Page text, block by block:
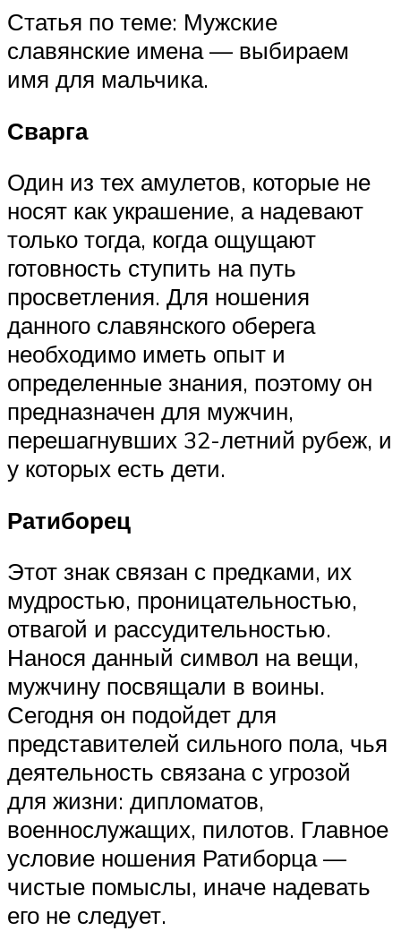
Статья по теме: Мужские
славянские имена — выбираем
имя для мальчика.
Сварга
Один из тех амулетов, которые не
носят как украшение, а надевают
только тогда, когда ощущают
готовность ступить на путь
просветления. Для ношения
данного славянского оберега
необходимо иметь опыт и
определенные знания, поэтому он
предназначен для мужчин,
перешагнувших 32-летний рубеж, и
у которых есть дети.
Ратиборец
Этот знак связан с предками, их
мудростью, проницательностью,
отвагой и рассудительностью.
Нанося данный символ на вещи,
мужчину посвящали в воины.
Сегодня он подойдет для
представителей сильного пола, чья
деятельность связана с угрозой
для жизни: дипломатов,
военнослужащих, пилотов. Главное
условие ношения Ратиборца —
чистые помыслы, иначе надевать
его не следует.